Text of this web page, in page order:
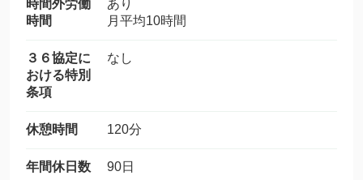
時間外労働
時間
あり
月平均10時間
３６協定に
おける特別
条項
なし
休憩時間 120分
年間休日数 90日